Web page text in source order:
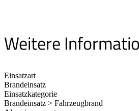
Weitere
Einsatzart
Brandeinsatz
Einsatzkategorie
Brandeinsatz > Fahrzeugbrand